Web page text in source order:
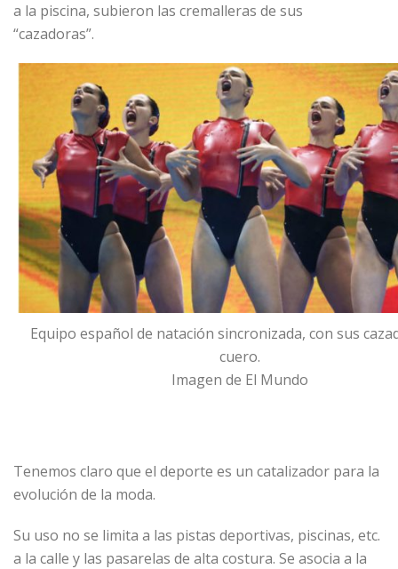
a la piscina, subieron las cremalleras de sus
“cazadoras”.
Equipo español de natación sincronizada, con sus
cuero.
Imagen de El Mundo
Tenemos claro que el deporte es un catalizador para la
evolución de la moda.
Su uso no se limita a las pistas deportivas, piscinas, etc.
a la calle y las pasarelas de alta costura. Se asocia a la